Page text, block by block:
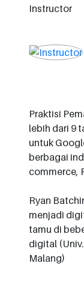
Instructor
Praktisi
lebih dari 9
untuk
berbagai
commerce,
Ryan
menjadi
tamu di
digital
Malang)